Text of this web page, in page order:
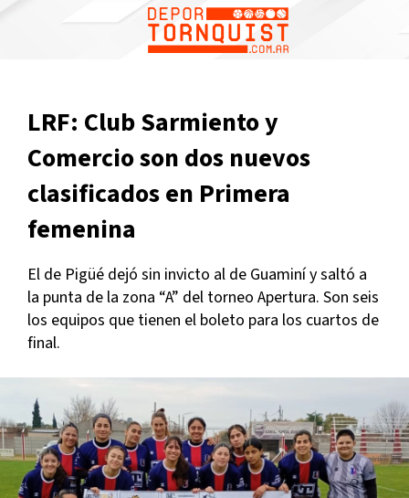
LRF: Club Sarmiento y
Comercio son dos nuevos
clasificados en Primera
femenina
El de Pigüé dejó sin invicto al de Guaminí y saltó a
la punta de la zona “A” del torneo Apertura. Son seis
los equipos que tienen el boleto para los cuartos de
final.